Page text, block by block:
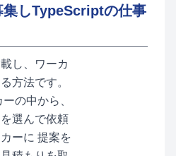
集しTypeScriptの仕事
し、ワーカ
方法です。
の中から、
選んで依頼
ーに 提案を